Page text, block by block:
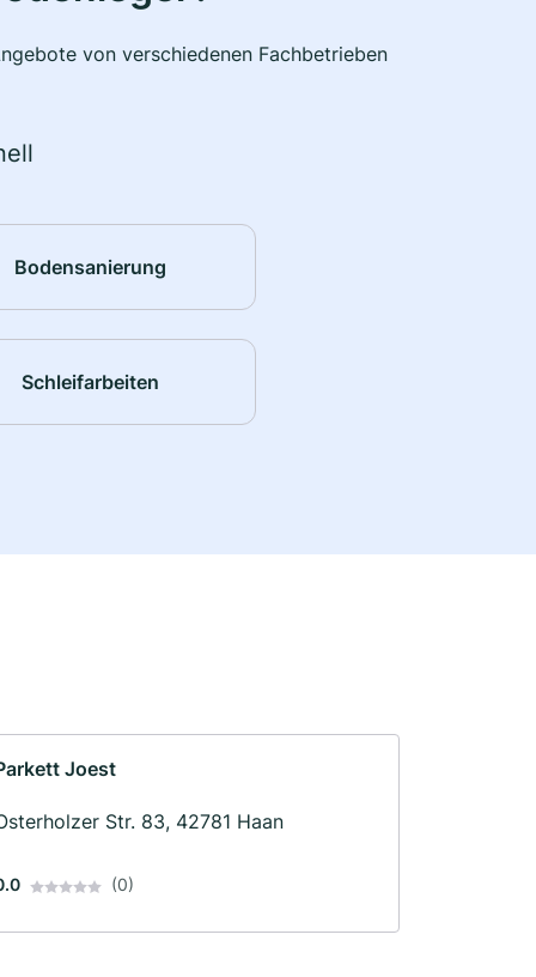
von verschiedenen Fachbetrieben
Bodensanierung
Schleifarbeiten
Joest
Str. 83, 42781 Haan
(0)